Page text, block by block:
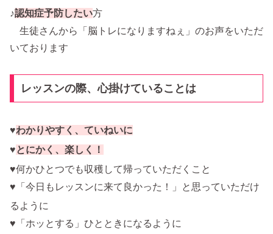
♪認知症予防したい方
生徒さんから「脳トレになりますねぇ」のお声をいただ
いております
レッスンの際、心掛けていることは
♥わかりやすく、ていねいに
♥とにかく、楽しく！
♥何かひとつでも収穫して帰っていただくこと
♥「今日もレッスンに来て良かった！」と思っていただけ
るように
♥「ホッとする」ひとときになるように